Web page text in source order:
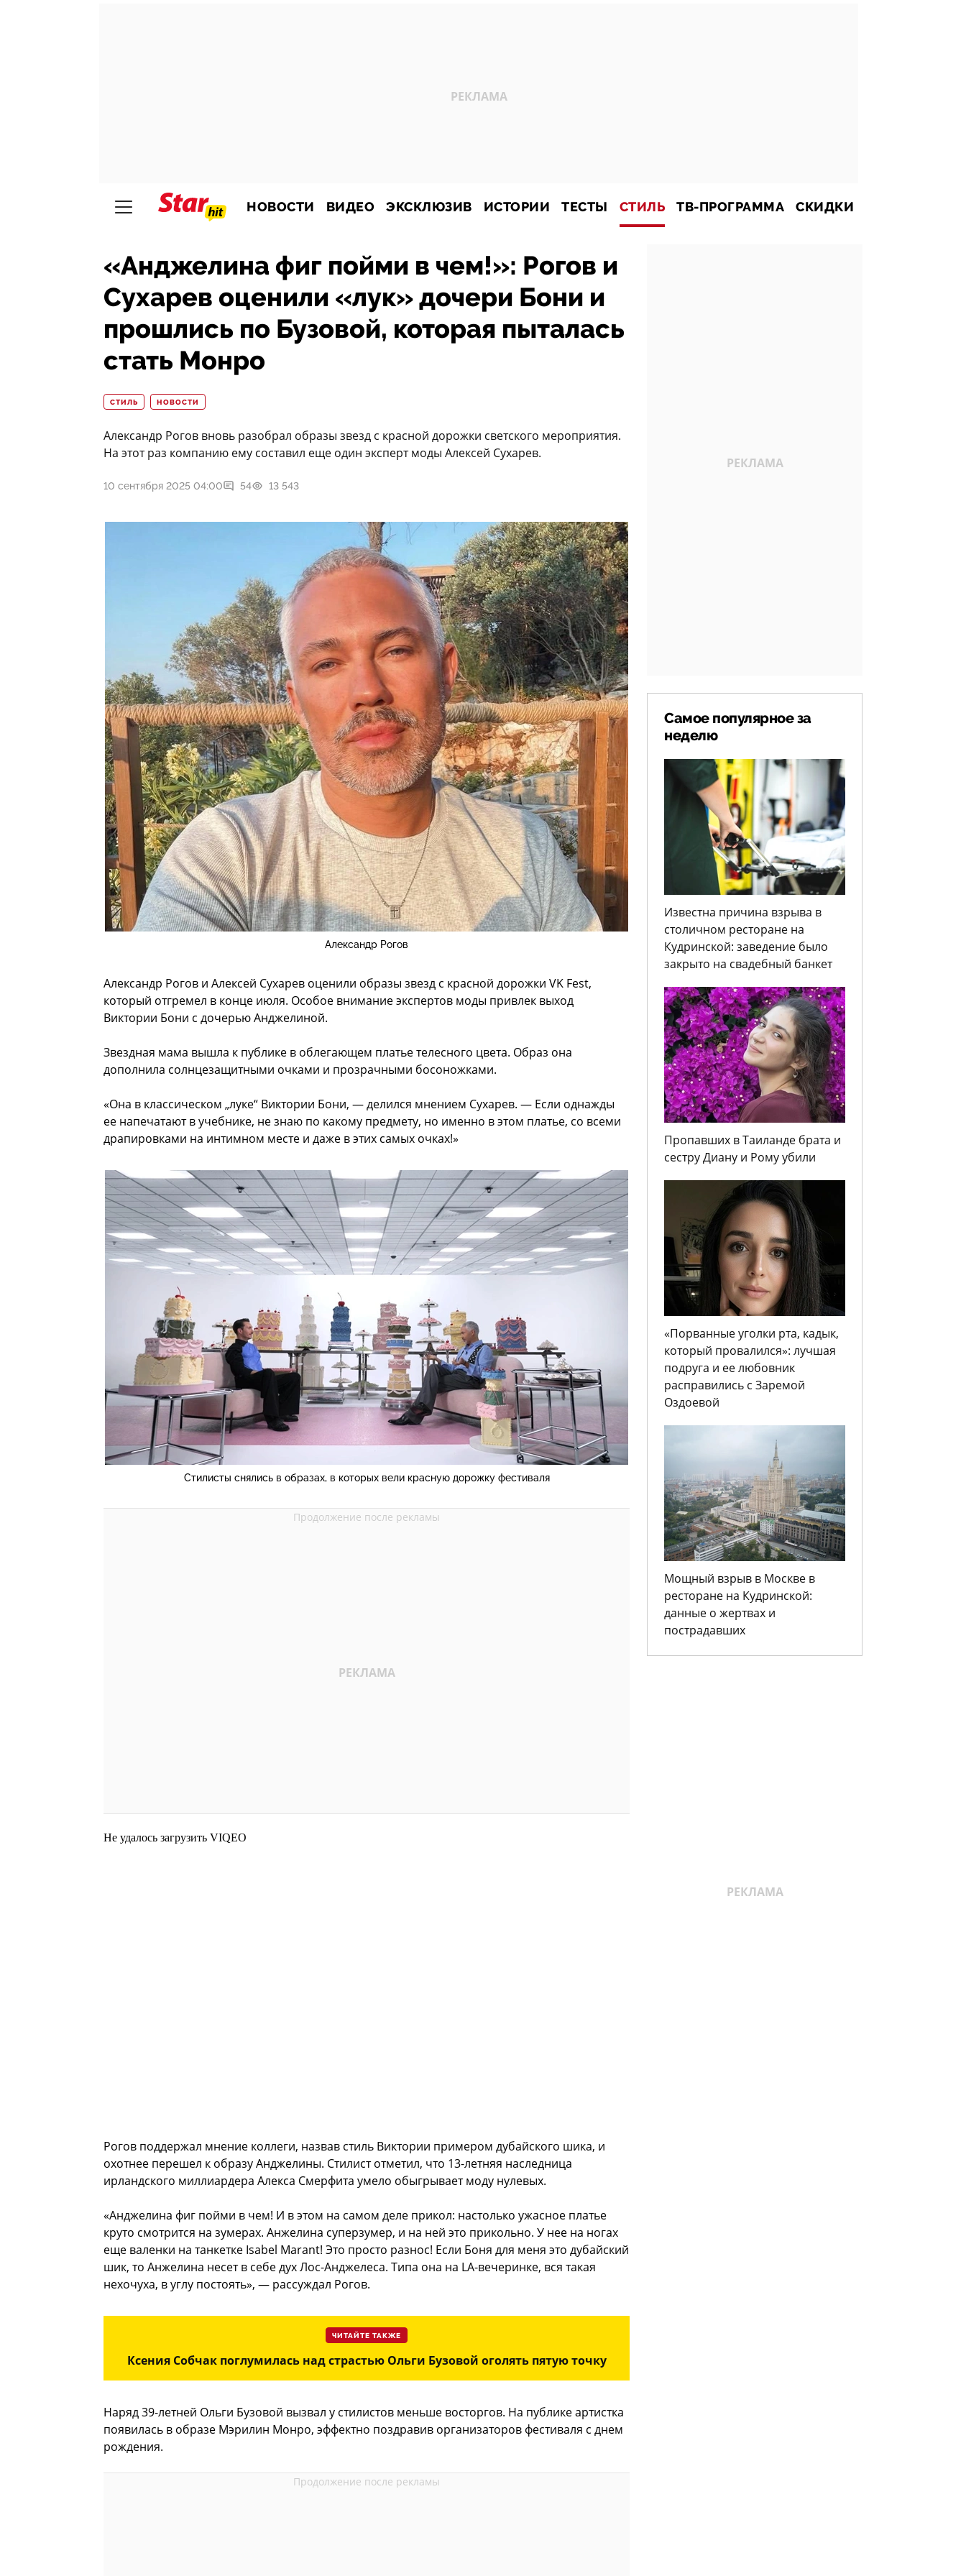
НОВОСТИ ВИДЕО ЭКСКЛЮЗИВ ИСТОРИИ ТЕСТЫ СТИЛЬ ТВ-ПРОГРАММА СКИДКИ
«Анджелина фиг пойми в чем!»: Рогов и
Сухарев оценили «лук» дочери Бони и
прошлись по Бузовой, которая пыталась
стать Монро
СТИЛЬ НОВОСТИ
Александр Рогов вновь разобрал образы звезд с красной дорожки светского мероприятия.
На этот раз компанию ему составил еще один эксперт моды Алексей Сухарев.
10 сентября 2025 04:00 54 13 543
Александр Рогов
Александр Рогов и Алексей Сухарев оценили образы звезд с красной дорожки VK Fest,
который отгремел в конце июля. Особое внимание экспертов моды привлек выход
Виктории Бони с дочерью Анджелиной.
Звездная мама вышла к публике в облегающем платье телесного цвета. Образ она
дополнила солнцезащитными очками и прозрачными босоножками.
«Она в классическом „луке“ Виктории Бони, — делился мнением Сухарев. — Если однажды
ее напечатают в учебнике, не знаю по какому предмету, но именно в этом платье, со всеми
драпировками на интимном месте и даже в этих самых очках!»
Стилисты снялись в образах, в которых вели красную дорожку фестиваля
Не удалось загрузить VIQEO
Рогов поддержал мнение коллеги, назвав стиль Виктории примером дубайского шика, и
охотнее перешел к образу Анджелины. Стилист отметил, что 13-летняя наследница
ирландского миллиардера Алекса Смерфита умело обыгрывает моду нулевых.
«Анджелина фиг пойми в чем! И в этом на самом деле прикол: настолько ужасное платье
круто смотрится на зумерах. Анжелина суперзумер, и на ней это прикольно. У нее на ногах
еще валенки на танкетке Isabel Marant! Это просто разнос! Если Боня для меня это дубайский
шик, то Анжелина несет в себе дух Лос-Анджелеса. Типа она на LA-вечеринке, вся такая
нехочуха, в углу постоять», — рассуждал Рогов.
ЧИТАЙТЕ ТАКЖЕ
Ксения Собчак поглумилась над страстью Ольги Бузовой оголять пятую точку
Наряд 39-летней Ольги Бузовой вызвал у стилистов меньше восторгов. На публике артистка
появилась в образе Мэрилин Монро, эффектно поздравив организаторов фестиваля с днем
рождения.
Самое популярное за
неделю
Известна причина взрыва в
столичном ресторане на
Кудринской: заведение было
закрыто на свадебный банкет
Пропавших в Таиланде брата и
сестру Диану и Рому убили
«Порванные уголки рта, кадык,
который провалился»: лучшая
подруга и ее любовник
расправились с Заремой
Оздоевой
Мощный взрыв в Москве в
ресторане на Кудринской:
данные о жертвах и
пострадавших